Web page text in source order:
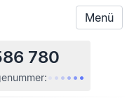
Menü
780
• • • • •
Menü